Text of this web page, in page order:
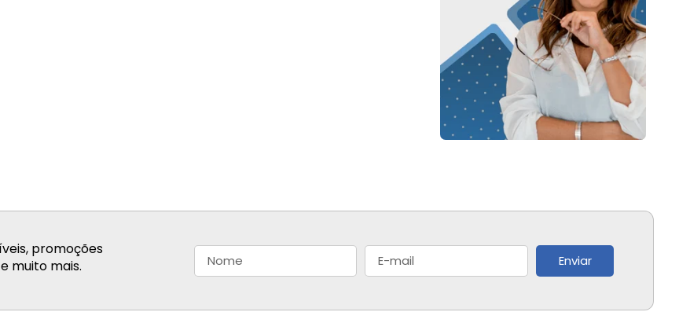
promoções
muito mais.
Enviar